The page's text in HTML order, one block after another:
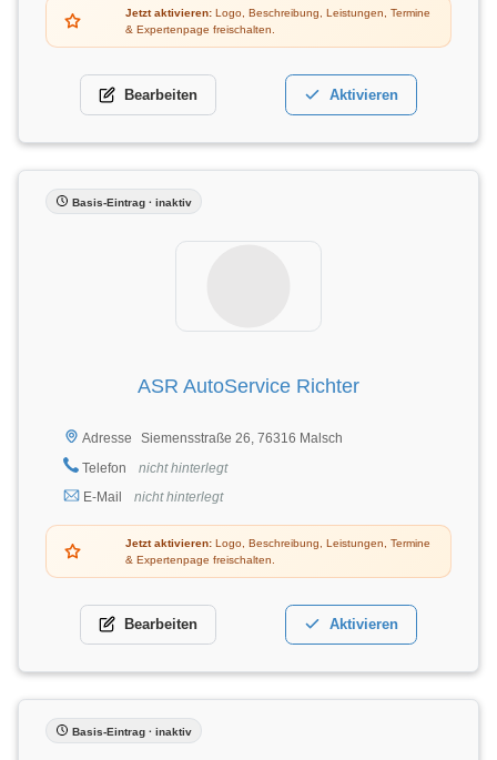
Jetzt aktivieren: Logo, Beschreibung, Leistungen, Termine
& Expertenpage freischalten.
Bearbeiten Aktivieren
Basis-Eintrag · inaktiv
ASR AutoService Richter
Adresse
Siemensstraße 26, 76316 Malsch
Telefon
nicht hinterlegt
E-Mail
nicht hinterlegt
Jetzt aktivieren: Logo, Beschreibung, Leistungen, Termine
& Expertenpage freischalten.
Bearbeiten Aktivieren
Basis-Eintrag · inaktiv